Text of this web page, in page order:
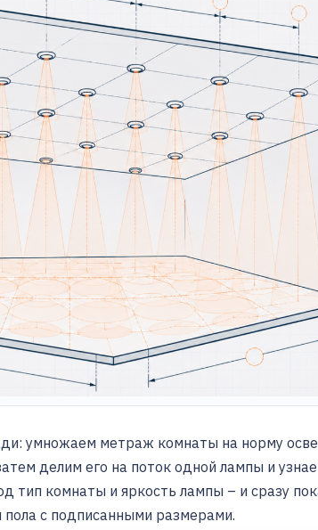
умножаем метраж комнаты на норму
делим его на поток одной лампы и
тип комнаты и яркость лампы – и сразу
с подписанными размерами.